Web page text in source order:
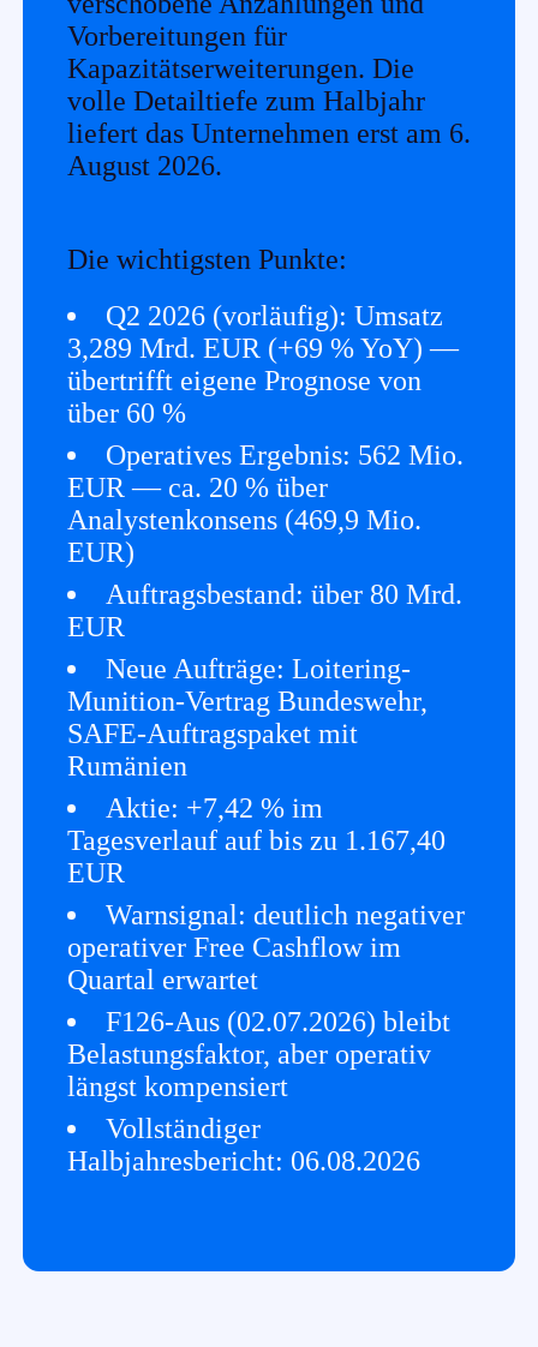
Vorbereitungen für
Kapazitätserweiterungen. Die
volle Detailtiefe zum Halbjahr
liefert das Unternehmen erst am 6.
August 2026.
Die wichtigsten Punkte:
Q2 2026 (vorläufig): Umsatz
3,289 Mrd. EUR (+69 % YoY) —
übertrifft eigene Prognose von
über 60 %
Operatives Ergebnis: 562 Mio.
EUR — ca. 20 % über
Analystenkonsens (469,9 Mio.
EUR)
Auftragsbestand: über 80 Mrd.
EUR
Neue Aufträge: Loitering-
Munition-Vertrag Bundeswehr,
SAFE-Auftragspaket mit
Rumänien
Aktie: +7,42 % im
Tagesverlauf auf bis zu 1.167,40
EUR
Warnsignal: deutlich negativer
operativer Free Cashflow im
Quartal erwartet
F126-Aus (02.07.2026) bleibt
Belastungsfaktor, aber operativ
längst kompensiert
Vollständiger
Halbjahresbericht: 06.08.2026